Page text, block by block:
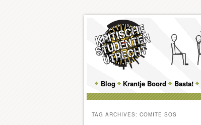
Main
menu
Skip
to
primary
Skip
to
secondary
Blog Krantje Boord Basta!
TAG ARCHIVES: COMITE SOS